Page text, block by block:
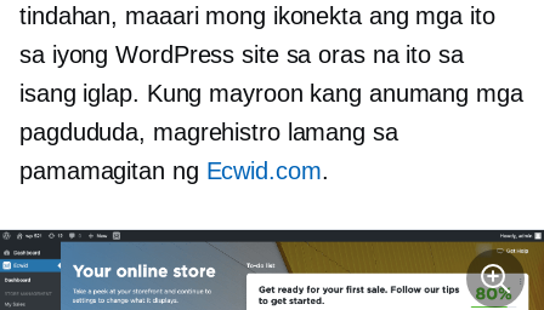
tindahan, maaari mong ikonekta ang mga ito
sa iyong WordPress site sa oras na ito sa
isang iglap. Kung mayroon kang anumang mga
pagdududa, magrehistro lamang sa
pamamagitan ng Ecwid.com.